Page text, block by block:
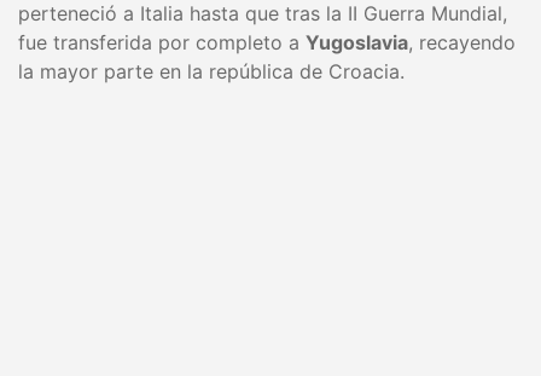
perteneció a Italia hasta que tras la II Guerra Mundial,
fue transferida por completo a Yugoslavia, recayendo
la mayor parte en la república de Croacia.